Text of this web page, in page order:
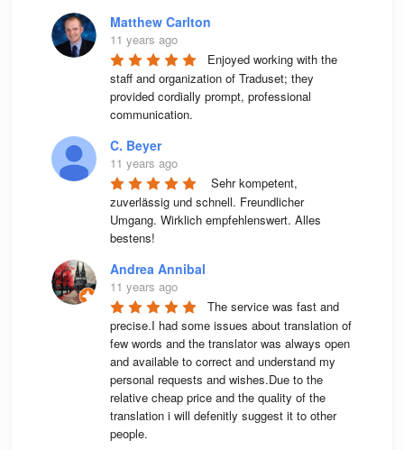
Matthew Carlton
11 years ago
Enjoyed working with the
staff and organization of Traduset; they
provided cordially prompt, professional
communication.
C. Beyer
11 years ago
Sehr kompetent,
zuverlässig und schnell. Freundlicher
Umgang. Wirklich empfehlenswert. Alles
bestens!
Andrea Annibal
11 years ago
The service was fast and
precise.I had some issues about translation of
few words and the translator was always open
and available to correct and understand my
personal requests and wishes.Due to the
relative cheap price and the quality of the
translation i will defenitly suggest it to other
people.